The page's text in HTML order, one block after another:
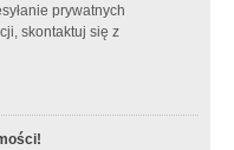
prywatnych
skontaktuj się z